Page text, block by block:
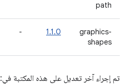
path
graphics-
shapes
1.1.0
-
تم إجراء آخر تعديل على هذه المكتبة في: 06 مايو 2026